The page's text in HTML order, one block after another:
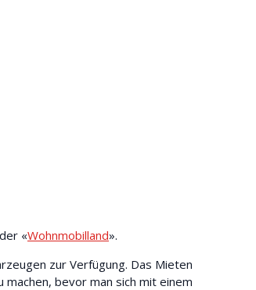
«Wohnmobilland».
zur Verfügung. Das Mieten
bevor man sich mit einem